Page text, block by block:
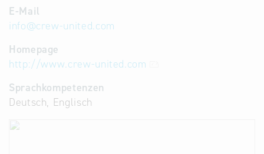
E-Mail
info@crew-united.com
Homepage
http://www.crew-united.com
Sprachkompetenzen
Deutsch, Englisch